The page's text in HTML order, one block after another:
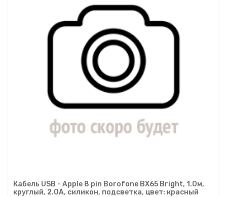
Кабель USB - Apple 8 pin Borofone BX65 Bright, 1.0м,
круглый, 2.0A, силикон, подсветка, цвет: красный